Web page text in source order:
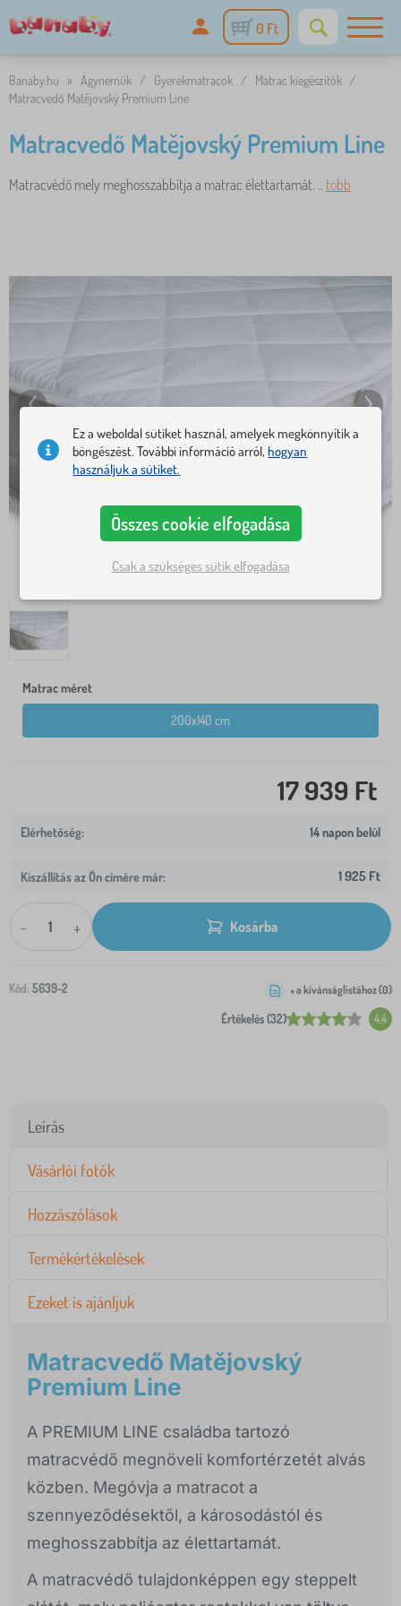
0 Ft
Banaby.hu » Ágyneműk / Gyerekmatracok / Matrac kiegészítők /
Matracvedő Matějovský Premium Line
Matracvedő Matějovský Premium Line
Matracvédő mely meghosszabbítja a matrac élettartamát. .. több
Matrac méret
200x140 cm
17 939 Ft
14 napon belül
Kiszállítás az Ön címére már: 1 925 Ft
- + Kosárba
Kód: 5639-2
Értékelés (32) 4.4
+ a kívánságlistához (0)
Leírás
Vásárlói fotók
Hozzászólások
Termékértékelések
Ezeket is ajánljuk
Matracvedő Matějovský
Premium Line
A PREMIUM LINE családba tartozó
matracvédő megnöveli komfortérzetét alvás
közben. Megóvja a matracot a
szennyeződésektől, a károsodástól és
meghosszabbítja az élettartamát.
A matracvédő tulajdonképpen egy steppelt
Ez a weboldal sütiket használ, amelyek megkönnyítik a
böngészést. További információ arról,hogyan
használjuk a sütiket.
Összes cookie elfogadása
Csak a szükséges sütik elfogadása